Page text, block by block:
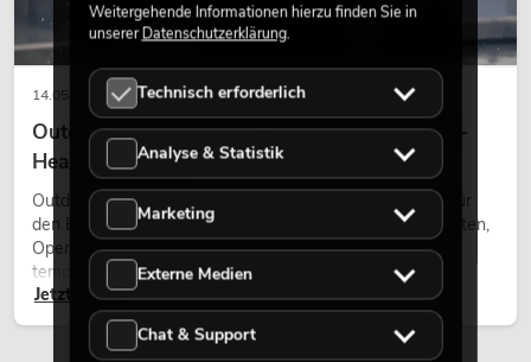
14.05.2026
Outdoor Moving-Heads: Wetterfeste Moving-
Heads bei Events
Outdoor Moving-Heads sind bewegliche Scheinwerfer für
den Einsatz im Freien. Sie werden bei Festivals, Stadtfesten,
Open-Air-Konzerten, Architekturinszenierungen und
temporären Außeninstallationen eingesetzt.
Jetzt lesen
Weitergehende Informationen hierzu finden Sie in
unsererDatenschutzerklärung.
Technisch erforderlich
Analyse & Statistik
Marketing
Externe Medien
Chat & Support